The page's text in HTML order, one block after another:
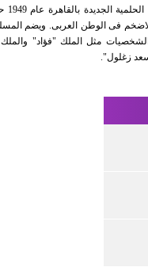
والاضخم فى الوطن العربى. ويضم
الشخصيات مثل الملك "فؤاد"
زغلول".